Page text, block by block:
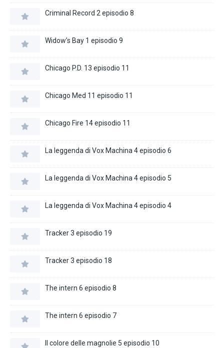
Criminal Record 2 episodio 8
Widow’s Bay 1 episodio 9
Chicago P.D. 13 episodio 11
Chicago Med 11 episodio 11
Chicago Fire 14 episodio 11
La leggenda di Vox Machina 4 episodio 6
La leggenda di Vox Machina 4 episodio 5
La leggenda di Vox Machina 4 episodio 4
Tracker 3 episodio 19
Tracker 3 episodio 18
The intern 6 episodio 8
The intern 6 episodio 7
Il colore delle magnolie 5 episodio 10